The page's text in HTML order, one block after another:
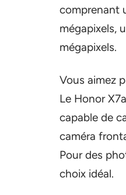
comprenant
mégapixels,
mégapixels.
Vous aimez
Le Honor
capable de
caméra
Pour des
choix idéal.